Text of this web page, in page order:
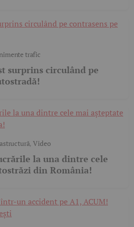
trafic
surprins circulând pe
,Video
la una dintre cele
din România!